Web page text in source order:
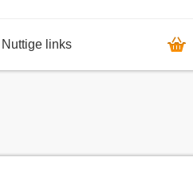
Nuttige links